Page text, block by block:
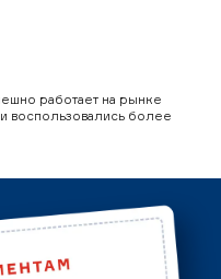
работает на рынке
воспользовались более